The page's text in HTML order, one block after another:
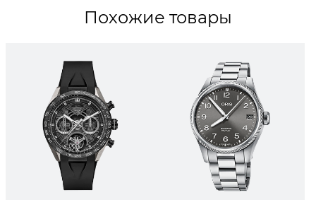
Похожие товары